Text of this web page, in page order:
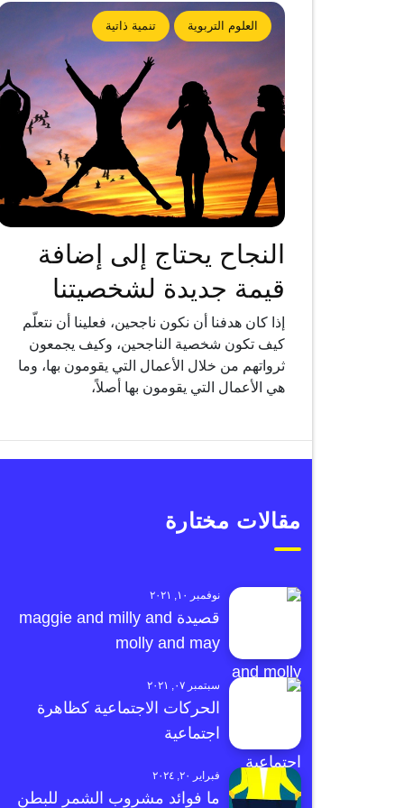
العلوم التربوية تنمية ذاتية
النجاح يحتاج إلى إضافة
قيمة جديدة لشخصيتنا
إذا كان هدفنا أن نكون ناجحين، فعلينا أن نتعلّم
كيف تكون شخصية الناجحين، وكيف يجمعون
ثرواتهم من خلال الأعمال التي يقومون بها، وما
هي الأعمال التي يقومون بها أصلاً،
مقالات مختارة
نوفمبر ١٠, ٢٠٢١
قصيدة maggie and milly and
molly and may
سبتمبر ٠٧, ٢٠٢١
الحركات الاجتماعية كظاهرة
اجتماعية
فبراير ٢٠, ٢٠٢٤
ما فوائد مشروب الشمر للبطن